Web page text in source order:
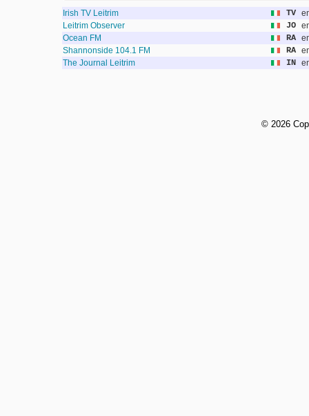
Irish TV Leitrim TV
Leitrim Observer
JO
Ocean FM
RA
Shannonside 104.1 FM
RA
The Journal Leitrim
IN
© 2026